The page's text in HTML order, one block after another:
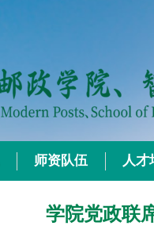
师资队伍 人才
学院党政联